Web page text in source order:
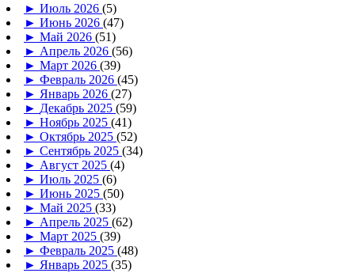
► Июль 2026 (5)
► Июнь 2026 (47)
► Май 2026 (51)
► Апрель 2026 (56)
► Март 2026 (39)
► Февраль 2026 (45)
► Январь 2026 (27)
► Декабрь 2025 (59)
► Ноябрь 2025 (41)
► Октябрь 2025 (52)
► Сентябрь 2025 (34)
► Август 2025 (4)
► Июль 2025 (6)
► Июнь 2025 (50)
► Май 2025 (33)
► Апрель 2025 (62)
► Март 2025 (39)
► Февраль 2025 (48)
► Январь 2025 (35)